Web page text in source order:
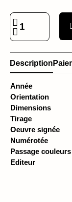
Description
Année
Orientation
Dimensions
Tirage
Oeuvre signée
Numérotée
Passage couleurs
Editeur